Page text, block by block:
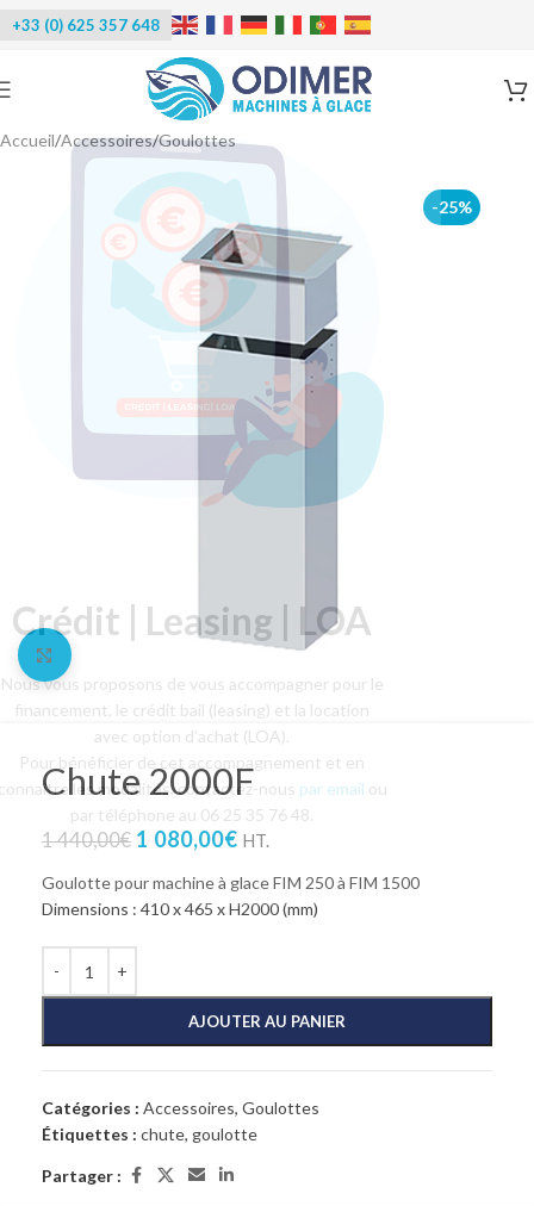
Crédit | Leasing | LOA
Nous vous proposons de vous accompagner pour le
financement, le crédit bail (leasing) et la location
avec option d’achat (LOA).
Pour bénéficier de cet accompagnement et en
connaître les modalités, contactez-nouspar email
par téléphone au 06 25 35 76 48.
+33 (0) 625 357 648
Accueil/Accessoires/Goulottes
-25%
Agrandir l'image
Chute 2000F
1 440,00€ 1 080,00€ HT.
Goulotte pour machine à glace FIM 250 à FIM 1500
Dimensions : 410 x 465 x H2000 (mm)
AJOUTER AU PANIER
Catégories : Accessoires, Goulottes
Étiquettes : chute, goulotte
Partager :